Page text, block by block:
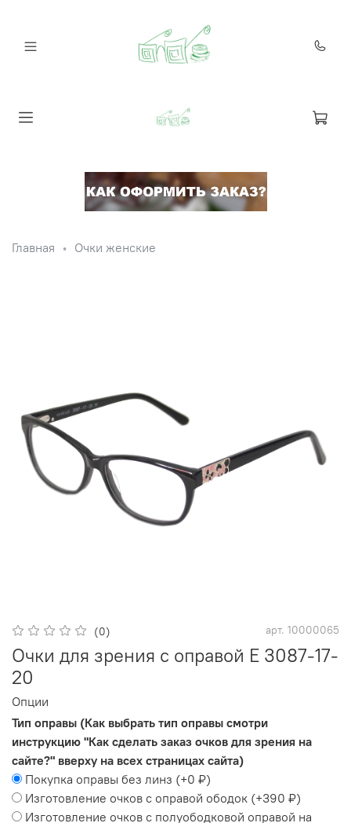
Главная Очки женские
(0) арт. 10000065
Очки для зрения с оправой E 3087-17-
20
Опции
Тип оправы (Как выбрать тип оправы смотри
инструкцию "Как сделать заказ очков для зрения на
сайте?" вверху на всех страницах сайта)
Покупка оправы без линз (+0 ₽)
Изготовление очков с оправой ободок (+390 ₽)
Изготовление очков с полуободковой оправой на